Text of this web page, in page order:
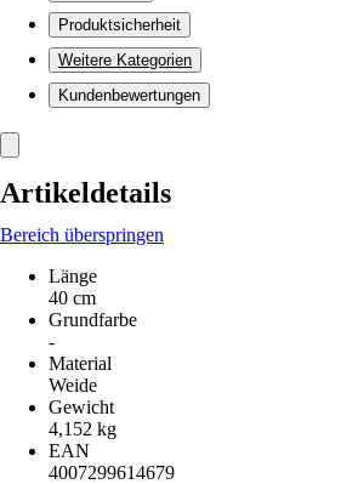
Produktsicherheit
Weitere Kategorien
Kundenbewertungen
Artikeldetails
Bereich überspringen
Länge
40 cm
Grundfarbe
-
Material
Weide
Gewicht
4,152 kg
EAN
4007299614679